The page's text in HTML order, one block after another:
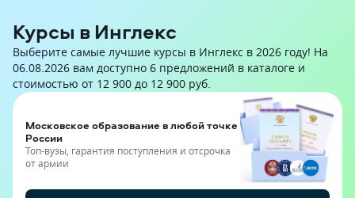
Курсы в Инглекс
Выберите самые лучшие курсы в Инглекс в 2026 году! На
06.08.2026 вам доступно 6 предложений в каталоге и
стоимостью от 12 900 до 12 900 руб.
Московское образование в любой точке
России
Топ-вузы, гарантия поступления и отсрочка
от армии